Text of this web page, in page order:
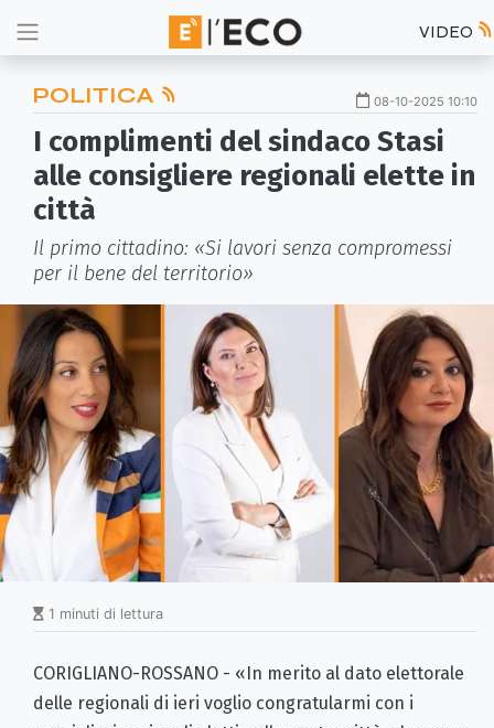
VIDEO
POLITICA 08-10-2025 10:10
I complimenti del sindaco Stasi
alle consigliere regionali elette in
città
Il primo cittadino: «Si lavori senza compromessi
per il bene del territorio»
1 minuti di lettura
CORIGLIANO-ROSSANO - «In merito al dato elettorale
delle regionali di ieri voglio congratularmi con i